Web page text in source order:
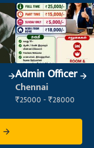
Admin Officer
Chennai
₹25000 - ₹28000